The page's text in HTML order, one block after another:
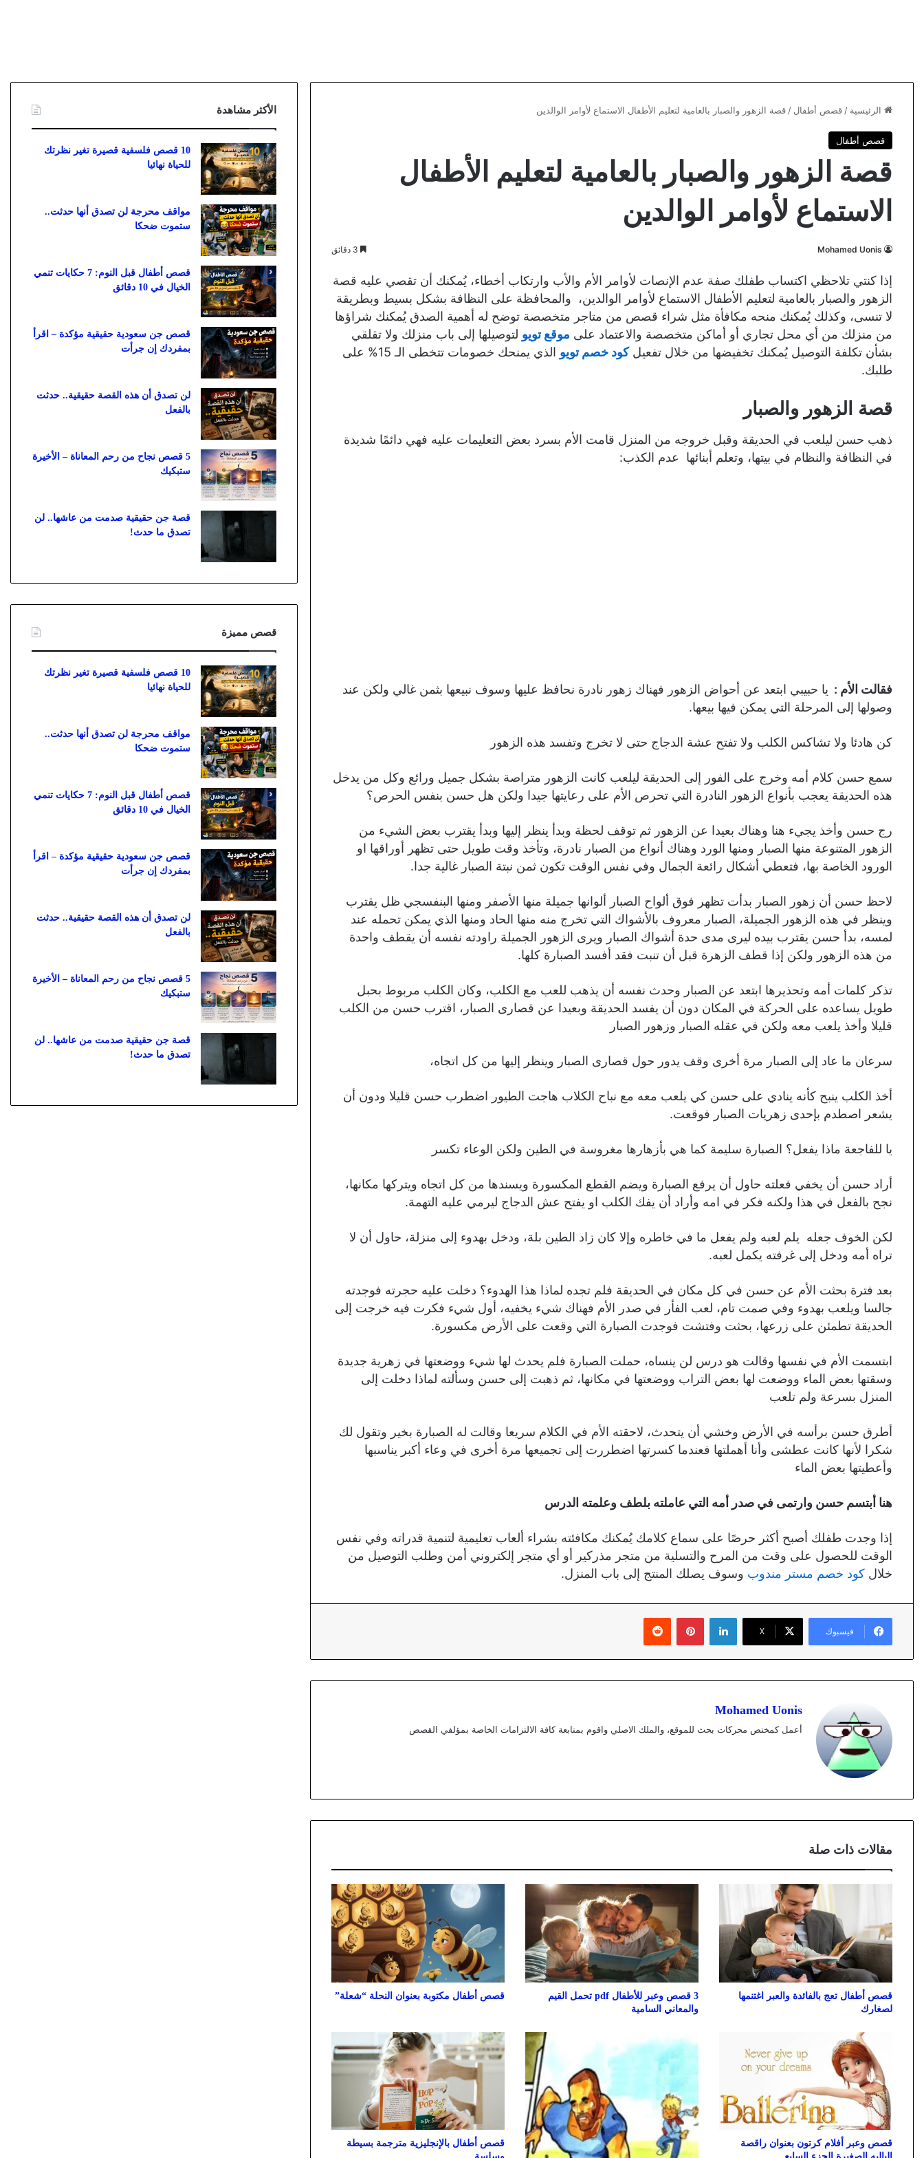
الرئيسية / قصص أطفال / قصة الزهور والصبار بالعامية لتعليم الأطفال الاستماع لأوامر الوالدين
قصص أطفال
قصة الزهور والصبار بالعامية لتعليم الأطفال
الاستماع لأوامر الوالدين
Mohamed Uonis
إذا كنتي تلاحظي اكتساب طفلك صفة عدم الإنصات لأوامر الأم والأب وارتكاب أخطاء، يُمكنك أن تقصي عليه قصة
الزهور والصبار بالعامية لتعليم الأطفال الاستماع لأوامر الوالدين، والمحافظة على النظافة بشكل بسيط وبطريقة
لا تنسى، وكذلك يُمكنك منحه مكافأة مثل شراء قصص من متاجر متخصصة توضح له أهمية الصدق يُمكنك شراؤها
من منزلك من أي محل تجاري أو أماكن متخصصة والاعتماد على موقع تويو لتوصيلها إلى باب منزلك ولا تقلقي
بشأن تكلفة التوصيل يُمكنك تخفيضها من خلال تفعيلكود خصم تويو
الذي يمنحك خصومات تتخطى الـ 15% على
طلبك.
قصة الزهور والصبار
ذهب حسن ليلعب في الحديقة وقبل خروجه من المنزل قامت الأم بسرد بعض التعليمات عليه فهي دائمًا شديدة
في النظافة والنظام في بيتها، وتعلم أبنائها عدم الكذب:
فقالت الأم : يا حبيبي ابتعد عن أحواض الزهور فهناك زهور نادرة نحافظ عليها وسوف نبيعها بثمن غالي ولكن عند
وصولها إلى المرحلة التي يمكن فيها بيعها.
كن هادئا ولا تشاكس الكلب ولا تفتح عشة الدجاج حتى لا تخرج وتفسد هذه الزهور
سمع حسن كلام أمه وخرج على الفور إلى الحديقة ليلعب كانت الزهور متراصة بشكل جميل ورائع وكل من يدخل
هذه الحديقة يعجب بأنواع الزهور النادرة التي تحرص الأم على رعايتها جيدا ولكن هل حسن بنفس الحرص؟
رج حسن وأخذ يجيء هنا وهناك بعيدا عن الزهور ثم توقف لحظة وبدأ ينظر إليها وبدأ يقترب بعض الشيء من
الزهور المتنوعة منها الصبار ومنها الورد وهناك أنواع من الصبار نادرة، وتأخذ وقت طويل حتى تظهر أوراقها او
الورود الخاصة بها، فتعطي أشكال رائعة الجمال وفي نفس الوقت تكون ثمن نبتة الصبار غالية جدا.
لاحظ حسن أن زهور الصبار بدأت تظهر فوق ألواح الصبار ألوانها جميلة منها الأصفر ومنها البنفسجي ظل يقترب
وينظر في هذه الزهور الجميلة، الصبار معروف بالأشواك التي تخرج منه منها الحاد ومنها الذي يمكن تحمله عند
لمسه، بدأ حسن يقترب بيده ليرى مدى حدة أشواك الصبار ويرى الزهور الجميلة راودته نفسه أن يقطف واحدة
من هذه الزهور ولكن إذا قطف الزهرة قبل أن تنبت فقد أفسد الصبارة كلها.
تذكر كلمات أمه وتحذيرها ابتعد عن الصبار وحدث نفسه أن يذهب للعب مع الكلب، وكان الكلب مربوط بحبل
طويل يساعده على الحركة في المكان دون أن يفسد الحديقة وبعيدا عن قصارى الصبار، اقترب حسن من الكلب
قليلا وأخذ يلعب معه ولكن في عقله الصبار وزهور الصبار
سرعان ما عاد إلى الصبار مرة أخرى وقف يدور حول قصارى الصبار وينظر إليها من كل اتجاه،
أخذ الكلب ينبح كأنه ينادي على حسن كي يلعب معه مع نباح الكلاب هاجت الطيور اضطرب حسن قليلا ودون أن
يشعر اصطدم بإحدى زهريات الصبار فوقعت.
يا للفاجعة ماذا يفعل؟ الصبارة سليمة كما هي بأزهارها مغروسة في الطين ولكن الوعاء تكسر
أراد حسن أن يخفي فعلته حاول أن يرفع الصبارة ويضم القطع المكسورة ويسندها من كل اتجاه ويتركها مكانها،
نجح بالفعل في هذا ولكنه فكر في امه وأراد أن يفك الكلب او يفتح عش الدجاج ليرمي عليه التهمة.
لكن الخوف جعله يلم لعبه ولم يفعل ما في خاطره وإلا كان زاد الطين بلة، ودخل بهدوء إلى منزلة، حاول أن لا
تراه أمه ودخل إلى غرفته يكمل لعبه.
بعد فترة بحثت الأم عن حسن في كل مكان في الحديقة فلم تجده لماذا هذا الهدوء؟ دخلت عليه حجرته فوجدته
جالسا ويلعب بهدوء وفي صمت تام، لعب الفأر في صدر الأم فهناك شيء يخفيه، أول شيء فكرت فيه خرجت إلى
الحديقة تطمئن على زرعها، بحثت وفتشت فوجدت الصبارة التي وقعت على الأرض مكسورة.
ابتسمت الأم في نفسها وقالت هو درس لن ينساه، حملت الصبارة فلم يحدث لها شيء ووضعتها في زهرية جديدة
وسقتها بعض الماء ووضعت لها بعض التراب ووضعتها في مكانها، ثم ذهبت إلى حسن وسألته لماذا دخلت إلى
المنزل بسرعة ولم تلعب
أطرق حسن برأسه في الأرض وخشي أن يتحدث، لاحقته الأم في الكلام سريعا وقالت له الصبارة بخير وتقول لك
شكرا لأنها كانت عطشى وأنا أهملتها فعندما كسرتها اضطررت إلى تجميعها مرة أخرى في وعاء أكبر يناسبها
وأعطيتها بعض الماء
هنا أبتسم حسن وارتمى في صدر أمه التي عاملته بلطف وعلمته الدرس
إذا وجدت طفلك أصبح أكثر حرصًا على سماع كلامك يُمكنك مكافئته بشراء ألعاب تعليمية لتنمية قدراته وفي نفس
الوقت للحصول على وقت من المرح والتسلية من متجر مذركير أو أي متجر إلكتروني أمن وطلب التوصيل من
خلال كود خصم مستر مندوب وسوف يصلك المنتج إلى باب المنزل.
فيسبوك X
لينكدإن بينتيريست
Mohamed Uonis
أعمل كمختص محركات بحث للموقع، والملك الاصلي واقوم بمتابعة كافة الالتزامات الخاصة بمؤلفي القصص
مقالات ذات صلة
قصص أطفال تعج بالفائدة والعبر اغتنمها
لصغارك
3 قصص وعبر للأطفال pdf تحمل القيم
والمعاني السامية
قصص أطفال مكتوبة بعنوان النحلة “شعلة”
قصص وعبر أفلام كرتون بعنوان راقصة
قصص أطفال بالإنجليزية مترجمة بسيطة
الأكثر مشاهدة
10 قصص فلسفية قصيرة تغير نظرتك
للحياة نهائيا
مواقف محرجة لن تصدق أنها حدثت..
ستموت ضحكا
قصص أطفال قبل النوم: 7 حكايات تنمي
الخيال في 10 دقائق
قصص جن سعودية حقيقية مؤكدة – اقرأ
بمفردك إن جرأت
لن تصدق أن هذه القصة حقيقية.. حدثت
بالفعل
5 قصص نجاح من رحم المعاناة – الأخيرة
ستبكيك
قصة جن حقيقية صدمت من عاشها.. لن
تصدق ما حدث!
قصص مميزة
10 قصص فلسفية قصيرة تغير نظرتك
للحياة نهائيا
مواقف محرجة لن تصدق أنها حدثت..
ستموت ضحكا
قصص أطفال قبل النوم: 7 حكايات تنمي
الخيال في 10 دقائق
قصص جن سعودية حقيقية مؤكدة – اقرأ
بمفردك إن جرأت
لن تصدق أن هذه القصة حقيقية.. حدثت
بالفعل
5 قصص نجاح من رحم المعاناة – الأخيرة
ستبكيك
قصة جن حقيقية صدمت من عاشها.. لن
تصدق ما حدث!